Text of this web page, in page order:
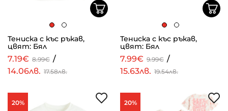
Тениска с къс ръкав,
цвят: Бял
7.19€ 8.99€ /
14.06лв. 17.58лв.
Тениска с къс ръкав,
цвят: Бял
7.99€ 9.99€ /
15.63лв. 19.54лв.
20% 20%